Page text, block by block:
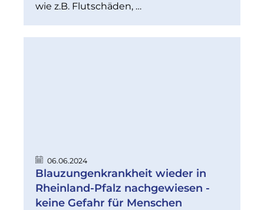
wie z.B. Flutschäden, …
06.06.2024
Blauzungenkrankheit wieder in
Rheinland-Pfalz nachgewiesen -
keine Gefahr für Menschen